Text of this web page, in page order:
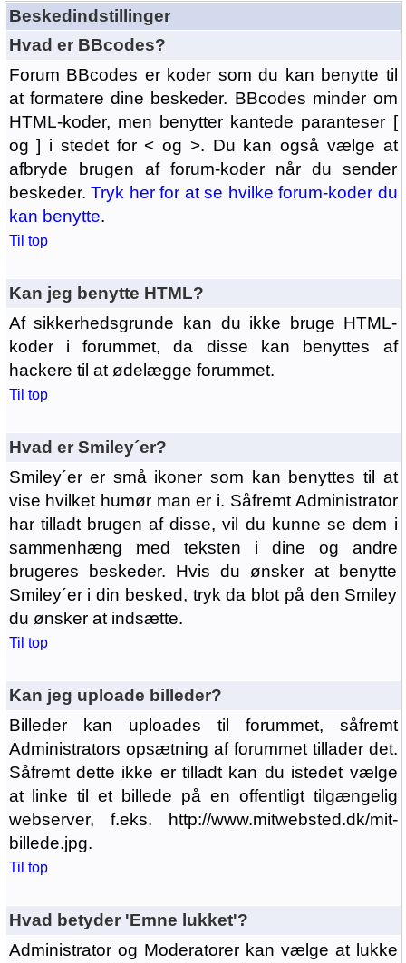
Beskedindstillinger
Hvad er BBcodes?
Forum BBcodes er koder som du kan benytte til
at formatere dine beskeder. BBcodes minder om
HTML-koder, men benytter kantede paranteser [
og ] i stedet for < og >. Du kan også vælge at
afbryde brugen af forum-koder når du sender
beskeder. Tryk her for at se hvilke forum-koder du
kan benytte.
Til top
Kan jeg benytte HTML?
Af sikkerhedsgrunde kan du ikke bruge HTML-
koder i forummet, da disse kan benyttes af
hackere til at ødelægge forummet.
Til top
Hvad er Smiley´er?
Smiley´er er små ikoner som kan benyttes til at
vise hvilket humør man er i. Såfremt Administrator
har tilladt brugen af disse, vil du kunne se dem i
sammenhæng med teksten i dine og andre
brugeres beskeder. Hvis du ønsker at benytte
Smiley´er i din besked, tryk da blot på den Smiley
du ønsker at indsætte.
Til top
Kan jeg uploade billeder?
Billeder kan uploades til forummet, såfremt
Administrators opsætning af forummet tillader det.
Såfremt dette ikke er tilladt kan du istedet vælge
at linke til et billede på en offentligt tilgængelig
webserver, f.eks. http://www.mitwebsted.dk/mit-
billede.jpg.
Til top
Hvad betyder 'Emne lukket'?
Administrator og Moderatorer kan vælge at lukke